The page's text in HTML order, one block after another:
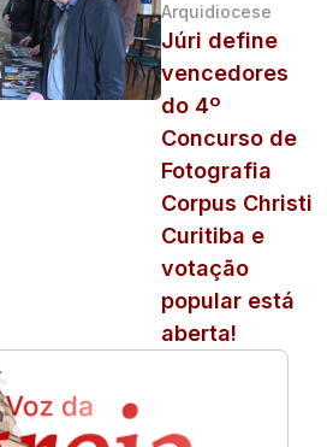
Arquidiocese
Júri define
vencedores
do 4º
Concurso de
Fotografia
Corpus Christi
Curitiba e
votação
popular está
aberta!